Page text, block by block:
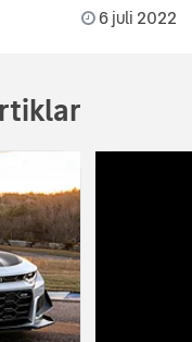
6 juli 2022